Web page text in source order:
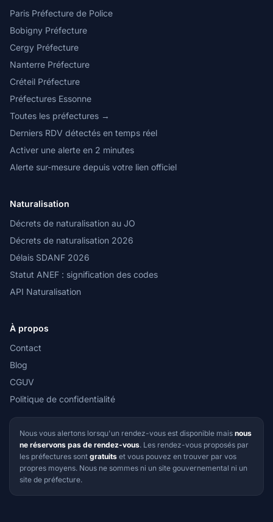
Paris Préfecture de Police
Bobigny Préfecture
Cergy Préfecture
Nanterre Préfecture
Créteil Préfecture
Préfectures Essonne
Toutes les préfectures →
Derniers RDV détectés en temps réel
Activer une alerte en 2 minutes
Alerte sur-mesure depuis votre lien officiel
Naturalisation
Décrets de naturalisation au JO
Décrets de naturalisation 2026
Délais SDANF 2026
Statut ANEF : signification des codes
API Naturalisation
À propos
Contact
Blog
CGUV
Politique de confidentialité
Nous vous alertons lorsqu'un rendez-vous est disponible mais nous
ne réservons pas de rendez-vous. Les rendez-vous proposés par
les préfectures sont gratuits et vous pouvez en trouver par vos
propres moyens. Nous ne sommes ni un site gouvernemental ni un
site de préfecture.